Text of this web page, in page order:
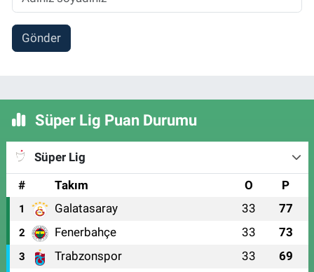
Gönder
Süper Lig Puan Durumu
Süper Lig
#
Takım O P
1 Galatasaray 33 77
2 Fenerbahçe 33 73
3 Trabzonspor 33 69